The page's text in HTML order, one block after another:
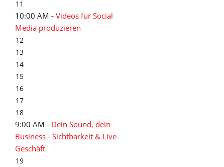
11
10:00 AM - Videos für Social
Media produzieren
12
13
14
15
16
17
18
9:00 AM - Dein Sound, dein
Business - Sichtbarkeit & Live-
Geschäft
19